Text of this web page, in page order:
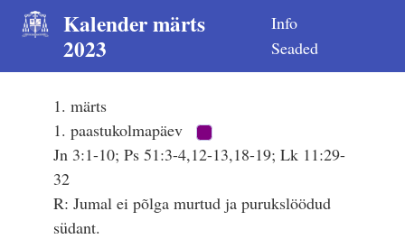
Kalender märts
2023
Info
Seaded
1. märts
1. paastukolmapäev
Jn 3:1-10; Ps 51:3-4,12-13,18-19; Lk 11:29-
32
R: Jumal ei põlga murtud ja purukslöödud
südant.